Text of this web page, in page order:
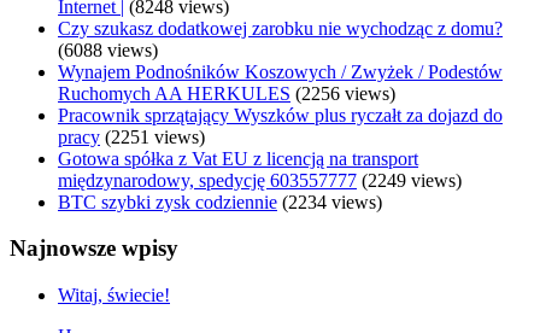
Internet | (8248 views)
Czy szukasz dodatkowej zarobku nie wychodząc z domu?
(6088 views)
Wynajem Podnośników Koszowych / Zwyżek / Podestów
Ruchomych AA HERKULES (2256 views)
Pracownik sprzątający Wyszków plus ryczałt za dojazd do
pracy (2251 views)
Gotowa spółka z Vat EU z licencją na transport
międzynarodowy, spedycję 603557777 (2249 views)
BTC szybki zysk codziennie (2234 views)
Najnowsze wpisy
Witaj, świecie!